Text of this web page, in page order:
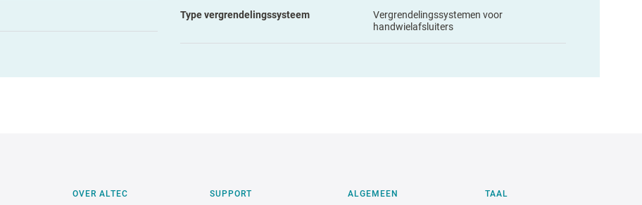
Type vergrendelingssysteem
Vergrendelingssystemen voor
handwielafsluiters
OVER ALTEC SUPPORT ALGEMEEN TAAL